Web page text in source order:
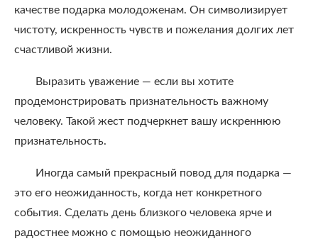
качестве подарка молодоженам. Он символизирует
чистоту, искренность чувств и пожелания долгих лет
счастливой жизни.
Выразить уважение — если вы хотите
продемонстрировать признательность важному
человеку. Такой жест подчеркнет вашу искреннюю
признательность.
Иногда самый прекрасный повод для подарка —
это его неожиданность, когда нет конкретного
события. Сделать день близкого человека ярче и
радостнее можно с помощью неожиданного